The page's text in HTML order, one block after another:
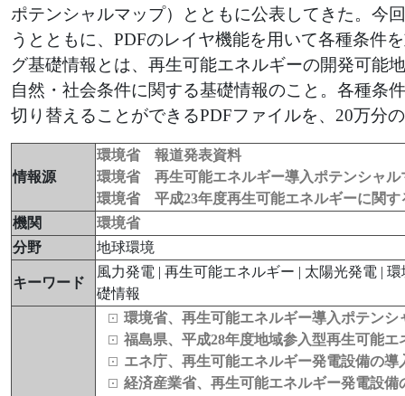
ポテンシャルマップ）とともに公表してきた。今
うとともに、PDFのレイヤ機能を用いて各種条件
グ基礎情報とは、再生可能エネルギーの開発可能
自然・社会条件に関する基礎情報のこと。各種条
切り替えることができるPDFファイルを、20万分
情報源
環境省 報道発表資料
環境省 再生可能エネルギー導入ポテンシャル
環境省 平成23年度再生可能エネルギーに関す
機関
環境省
分野
地球環境
キーワード
風力発電 | 再生可能エネルギー | 太陽光発電 |
礎情報
環境省、再生可能エネルギー導入ポテンシ
福島県、平成28年度地域参入型再生可能
エネ庁、再生可能エネルギー発電設備の
経済産業省、再生可能エネルギー発電設